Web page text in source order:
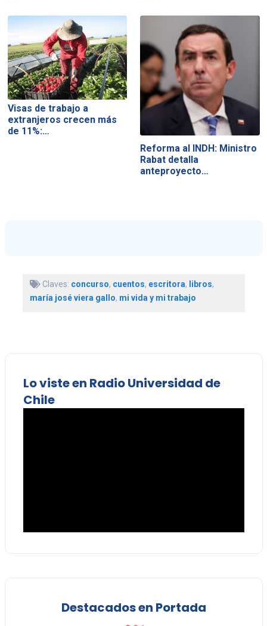
Visas de trabajo a
extranjeros crecen más
de 11%:…
Reforma al INDH: Ministro
Rabat detalla
anteproyecto…
Claves: concurso, cuentos, escritora, libros,
maría josé viera gallo, mi vida y mi trabajo
Lo viste en Radio Universidad de
Chile
Destacados en Portada